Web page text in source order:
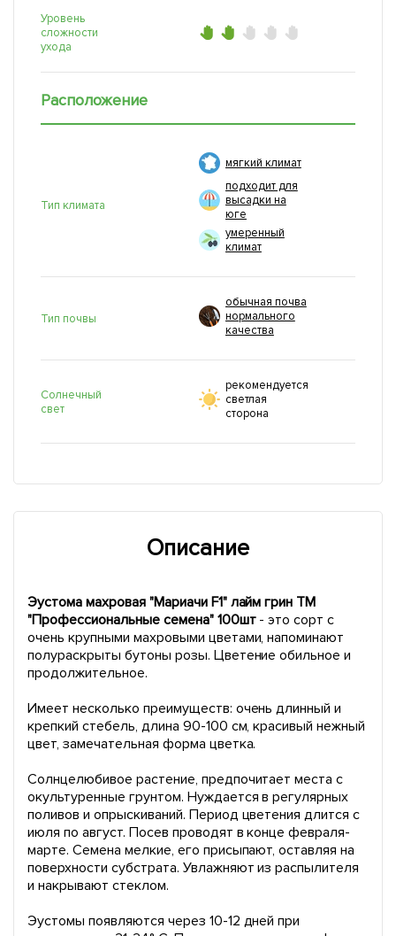
Уровень
сложности
ухода
Расположение
Тип климата
мягкий климат
подходит для
высадки на
юге
умеренный
климат
Тип почвы
обычная почва
нормального
качества
Солнечный
свет
рекомендуется
светлая
сторона
Описание
Эустома махровая "Мариачи F1" лайм грин ТМ
"Профессиональные семена" 100шт- это сорт с
очень крупными махровыми цветами, напоминают
полураскрыты бутоны розы. Цветение обильное и
продолжительное.
Имеет несколько преимуществ: очень длинный и
крепкий стебель, длина 90-100 см, красивый нежный
цвет, замечательная форма цветка.
Солнцелюбивое растение, предпочитает места с
окультуренные грунтом. Нуждается в регулярных
поливов и опрыскиваний. Период цветения длится с
июля по август. Посев проводят в конце февраля-
марте. Семена мелкие, его присыпают, оставляя на
поверхности субстрата. Увлажняют из распылителя
и накрывают стеклом.
Эустомы появляются через 10-12 дней при